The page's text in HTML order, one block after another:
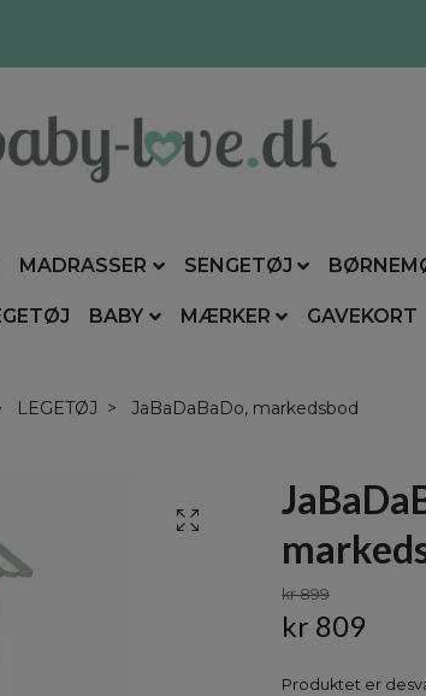
MADRASSER SENGETØJ
BABY MÆRKER GAVEKORT
LEGETØJ JaBaDaBaDo, markedsbod
kr 899
kr 809
Produktet er